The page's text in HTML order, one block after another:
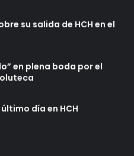
su salida de HCH en el
en plena boda por el
día en HCH